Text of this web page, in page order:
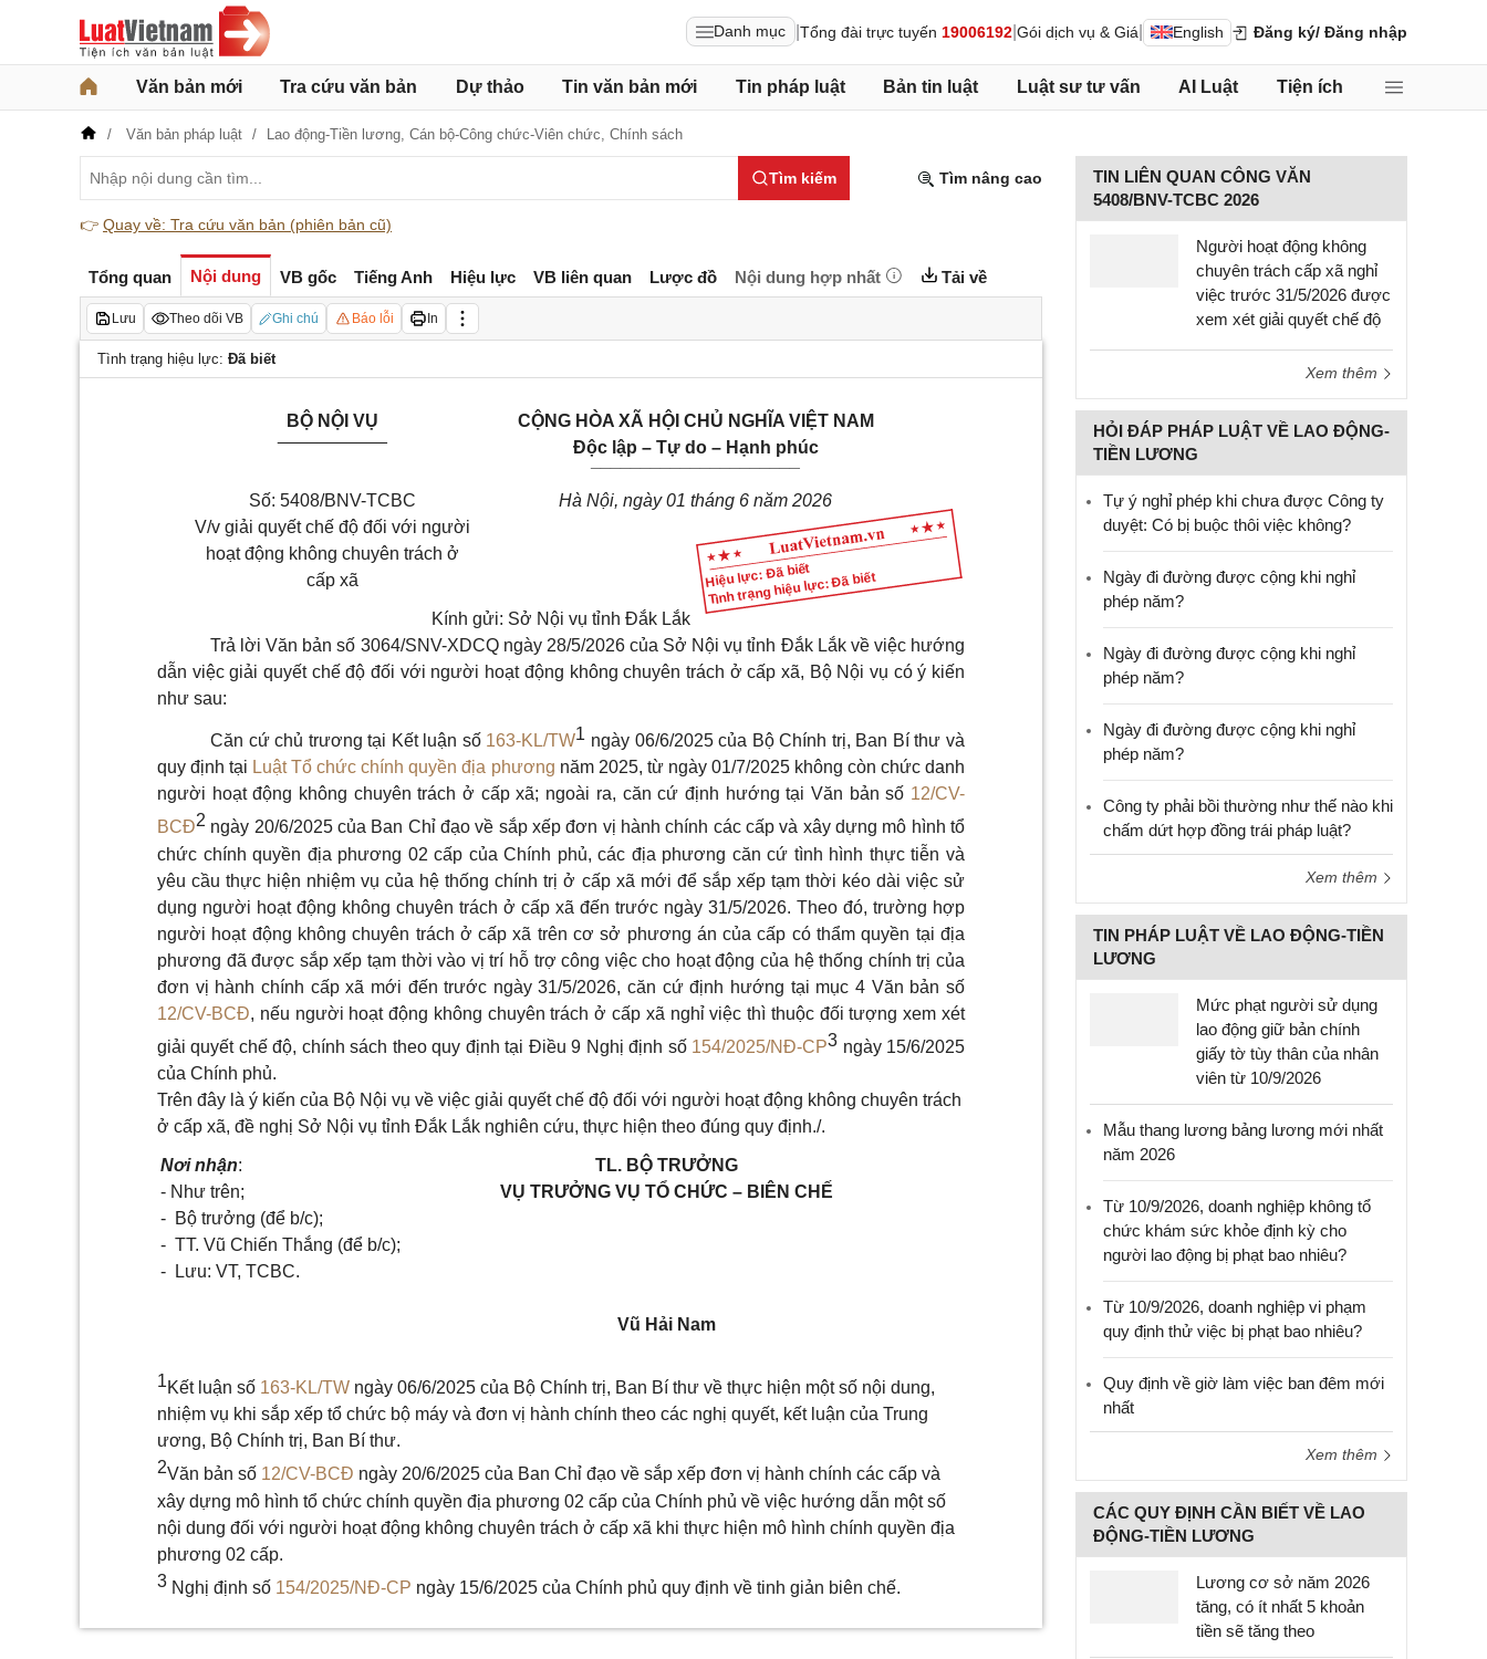
Danh mục Tổng đài trực tuyến 19006192 Gói dịch vụ & Giá English Đăng ký/ Đăng nhập
Văn bản mới Tra cứu văn bản Dự thảo Tin văn bản mới Tin pháp luật Bản tin luật Luật sư tư vấn AI Luật Tiện ích
Văn bản pháp luật Lao động-Tiền lương, Cán bộ-Công chức-Viên chức, Chính sách
Tìm kiếm Tìm nâng cao
👉 Quay về: Tra cứu văn bản (phiên bản cũ)
Tổng quan Nội dung VB gốc Tiếng Anh Hiệu lực VB liên quan Lược đồ Nội dung hợp nhất Tải về
Lưu Theo dõi VB Ghi chú Báo lỗi In
Tình trạng hiệu lực: Đã biết
Hiệu lực: Đã biết
Tình trạng hiệu lực: Đã biết
BỘ NỘI VỤ
___________
Số: 5408/BNV-TCBC
V/v giải quyết chế độ đối với người
hoạt động không chuyên trách ở
cấp xã
CỘNG HÒA XÃ HỘI CHỦ NGHĨA VIỆT NAM
Độc lập – Tự do – Hạnh phúc
_____________________
Hà Nội, ngày 01 tháng 6 năm 2026
Kính gửi: Sở Nội vụ tỉnh Đắk Lắk
Trả lời Văn bản số 3064/SNV-XDCQ ngày 28/5/2026 của Sở Nội vụ tỉnh Đắk Lắk về việc hướng
dẫn việc giải quyết chế độ đối với người hoạt động không chuyên trách ở cấp xã, Bộ Nội vụ có ý kiến
như sau:
Căn cứ chủ trương tại Kết luận số 163-KL/TW1 ngày 06/6/2025 của Bộ Chính trị, Ban Bí thư và
quy định tại Luật Tổ chức chính quyền địa phương năm 2025, từ ngày 01/7/2025 không còn chức danh
người hoạt động không chuyên trách ở cấp xã; ngoài ra, căn cứ định hướng tại Văn bản số 12/CV-
BCĐ2 ngày 20/6/2025 của Ban Chỉ đạo về sắp xếp đơn vị hành chính các cấp và xây dựng mô hình tổ
chức chính quyền địa phương 02 cấp của Chính phủ, các địa phương căn cứ tình hình thực tiễn và
yêu cầu thực hiện nhiệm vụ của hệ thống chính trị ở cấp xã mới để sắp xếp tạm thời kéo dài việc sử
dụng người hoạt động không chuyên trách ở cấp xã đến trước ngày 31/5/2026. Theo đó, trường hợp
người hoạt động không chuyên trách ở cấp xã trên cơ sở phương án của cấp có thẩm quyền tại địa
phương đã được sắp xếp tạm thời vào vị trí hỗ trợ công việc cho hoạt động của hệ thống chính trị của
đơn vị hành chính cấp xã mới đến trước ngày 31/5/2026, căn cứ định hướng tại mục 4 Văn bản số
12/CV-BCĐ, nếu người hoạt động không chuyên trách ở cấp xã nghỉ việc thì thuộc đối tượng xem xét
giải quyết chế độ, chính sách theo quy định tại Điều 9 Nghị định số 154/2025/NĐ-CP3 ngày 15/6/2025
của Chính phủ.
Trên đây là ý kiến của Bộ Nội vụ về việc giải quyết chế độ đối với người hoạt động không chuyên trách
ở cấp xã, đề nghị Sở Nội vụ tỉnh Đắk Lắk nghiên cứu, thực hiện theo đúng quy định./.
Nơi nhận:
- Như trên;
- Bộ trưởng (để b/c);
- TT. Vũ Chiến Thắng (để b/c);
- Lưu: VT, TCBC.
TL. BỘ TRƯỞNG
VỤ TRƯỞNG VỤ TỔ CHỨC – BIÊN CHẾ
Vũ Hải Nam
1Kết luận số 163-KL/TW ngày 06/6/2025 của Bộ Chính trị, Ban Bí thư về thực hiện một số nội dung,
nhiệm vụ khi sắp xếp tổ chức bộ máy và đơn vị hành chính theo các nghị quyết, kết luận của Trung
ương, Bộ Chính trị, Ban Bí thư.
2Văn bản số 12/CV-BCĐ ngày 20/6/2025 của Ban Chỉ đạo về sắp xếp đơn vị hành chính các cấp và
xây dựng mô hình tổ chức chính quyền địa phương 02 cấp của Chính phủ về việc hướng dẫn một số
nội dung đối với người hoạt động không chuyên trách ở cấp xã khi thực hiện mô hình chính quyền địa
phương 02 cấp.
3 Nghị định số 154/2025/NĐ-CP ngày 15/6/2025 của Chính phủ quy định về tinh giản biên chế.
TIN LIÊN QUAN CÔNG VĂN
5408/BNV-TCBC 2026
Người hoạt động không
chuyên trách cấp xã nghỉ
việc trước 31/5/2026 được
xem xét giải quyết chế độ
Xem thêm
HỎI ĐÁP PHÁP LUẬT VỀ LAO ĐỘNG-
TIỀN LƯƠNG
Tự ý nghỉ phép khi chưa được Công ty
duyệt: Có bị buộc thôi việc không?
Ngày đi đường được cộng khi nghỉ
phép năm?
Ngày đi đường được cộng khi nghỉ
phép năm?
Ngày đi đường được cộng khi nghỉ
phép năm?
Công ty phải bồi thường như thế nào khi
chấm dứt hợp đồng trái pháp luật?
Xem thêm
TIN PHÁP LUẬT VỀ LAO ĐỘNG-TIỀN
LƯƠNG
Mức phạt người sử dụng
lao động giữ bản chính
giấy tờ tùy thân của nhân
viên từ 10/9/2026
Mẫu thang lương bảng lương mới nhất
năm 2026
Từ 10/9/2026, doanh nghiệp không tổ
chức khám sức khỏe định kỳ cho
người lao động bị phạt bao nhiêu?
Từ 10/9/2026, doanh nghiệp vi phạm
quy định thử việc bị phạt bao nhiêu?
Quy định về giờ làm việc ban đêm mới
nhất
Xem thêm
CÁC QUY ĐỊNH CẦN BIẾT VỀ LAO
ĐỘNG-TIỀN LƯƠNG
Lương cơ sở năm 2026
tăng, có ít nhất 5 khoản
tiền sẽ tăng theo